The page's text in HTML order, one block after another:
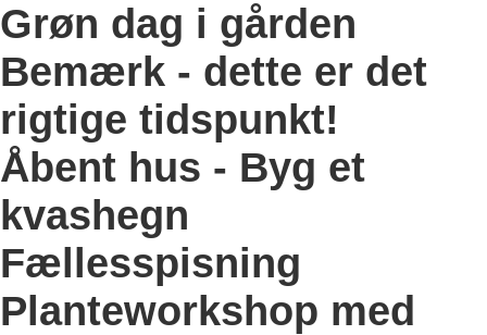
Grøn dag i gården
Bemærk - dette er det
rigtige tidspunkt!
Åbent hus - Byg et
kvashegn
Fællesspisning
Planteworkshop med